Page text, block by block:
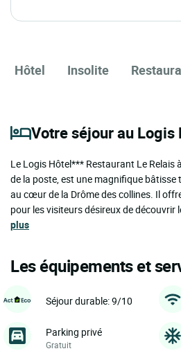
Hôtel Insolite
Votre séjour au Logis
Le Logis Hôtel*** Restaurant Le Relais
de la poste, est une magnifique bâtisse
au cœur de la Drôme des collines. Il
pour les visiteurs désireux de découvrir
plus
Les équipements et
Séjour durable: 9/10
Parking privé
Gratuit